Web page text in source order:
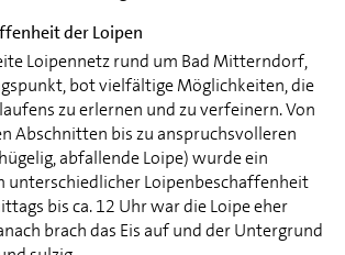
der Loipen
Loipennetz rund um Bad Mitterndorf,
bot vielfältige Möglichkeiten, die
zu erlernen und zu verfeinern. Von
Abschnitten bis zu anspruchsvolleren
abfallende Loipe) wurde ein
unterschiedlicher Loipenbeschaffenheit
bis ca. 12 Uhr war die Loipe eher
brach das Eis auf und der Untergrund